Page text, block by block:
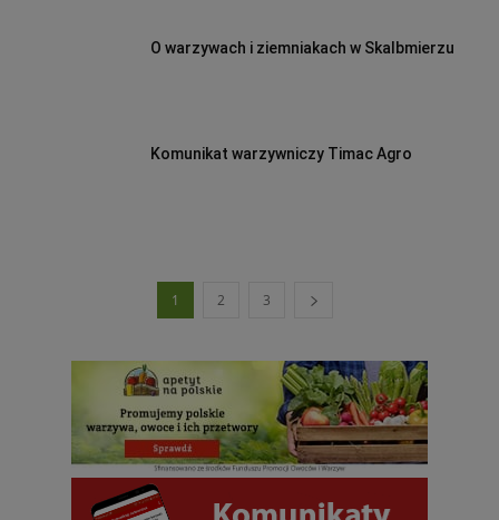
O warzywach i ziemniakach w Skalbmierzu
Komunikat warzywniczy Timac Agro
1 2 3